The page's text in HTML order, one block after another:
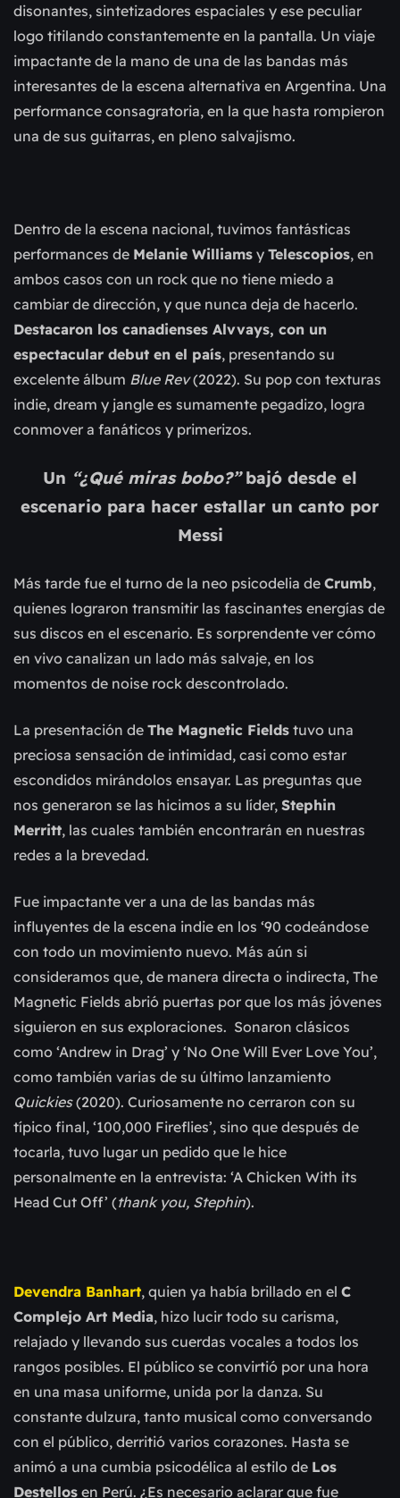
disonantes, sintetizadores espaciales y ese peculiar
logo titilando constantemente en la pantalla. Un viaje
impactante de la mano de una de las bandas más
interesantes de la escena alternativa en Argentina. Una
performance consagratoria, en la que hasta rompieron
una de sus guitarras, en pleno salvajismo.
Dentro de la escena nacional, tuvimos fantásticas
performances de Melanie Williams y Telescopios, en
ambos casos con un rock que no tiene miedo a
cambiar de dirección, y que nunca deja de hacerlo.
Destacaron los canadienses Alvvays, con un
espectacular debut en el país, presentando su
excelente álbum Blue Rev(2022). Su pop con texturas
indie, dream y jangle es sumamente pegadizo, logra
conmover a fanáticos y primerizos.
Un “¿Qué miras bobo?”bajó desde el
escenario para hacer estallar un canto por
Messi
Más tarde fue el turno de la neo psicodelia de Crumb,
quienes lograron transmitir las fascinantes energías de
sus discos en el escenario. Es sorprendente ver cómo
en vivo canalizan un lado más salvaje, en los
momentos de noise rock descontrolado.
La presentación de The Magnetic Fields tuvo una
preciosa sensación de intimidad, casi como estar
escondidos mirándolos ensayar. Las preguntas que
nos generaron se las hicimos a su líder, Stephin
Merritt, las cuales también encontrarán en nuestras
redes a la brevedad.
Fue impactante ver a una de las bandas más
influyentes de la escena indie en los ‘90 codeándose
con todo un movimiento nuevo. Más aún si
consideramos que, de manera directa o indirecta, The
Magnetic Fields abrió puertas por que los más jóvenes
siguieron en sus exploraciones. Sonaron clásicos
como ‘Andrew in Drag’ y ‘No One Will Ever Love You’,
como también varias de su último lanzamiento
Quickies(2020). Curiosamente no cerraron con su
típico final, ‘100,000 Fireflies’, sino que después de
tocarla, tuvo lugar un pedido que le hice
personalmente en la entrevista: ‘A Chicken With its
Head Cut Off’ (thank you, Stephin).
Devendra Banhart, quien ya había brillado en el C
Complejo Art Media, hizo lucir todo su carisma,
relajado y llevando sus cuerdas vocales a todos los
rangos posibles. El público se convirtió por una hora
en una masa uniforme, unida por la danza. Su
constante dulzura, tanto musical como conversando
con el público, derritió varios corazones. Hasta se
animó a una cumbia psicodélica al estilo de Los
Destellos en Perú. ¿Es necesario aclarar que fue